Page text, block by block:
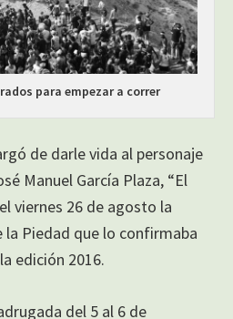
para empezar a correr
de darle vida al personaje
Manuel García Plaza, “El
viernes 26 de agosto la
la Piedad que lo confirmaba
edición 2016.
del 5 al 6 de